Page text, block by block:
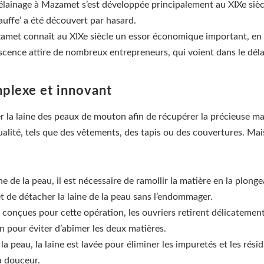
à Mazamet s’est développée principalement au XIXe
a été découvert par hasard.
connaît au XIXe siècle un essor économique important,
attire de nombreux entrepreneurs, qui voient dans le
et innovant
la laine des peaux de mouton afin de récupérer la précieuse
tels que des vêtements, des tapis ou des couvertures.
de la peau, il est nécessaire de ramollir la matière en la
détacher la laine de la peau sans l’endommager.
conçues pour cette opération, les ouvriers retirent
éviter d’abîmer les deux matières.
peau, la laine est lavée pour éliminer les impuretés et les
douceur.